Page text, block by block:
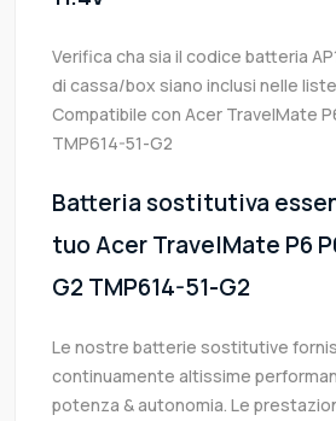
Verifica cha sia il codice batteria
di cassa/box siano inclusi nelle
Compatibile con Acer TravelMate
TMP614-51-G2
Batteria sostitutiva
tuo Acer TravelMate P6
G2 TMP614-51-G2
Le nostre batterie sostitutive
continuamente altissime
potenza & autonomia. Le